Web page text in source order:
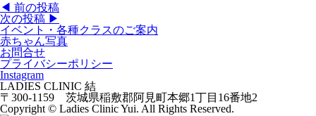
◀︎ 前の投稿
次の投稿 ▶︎
イベント・各種クラスのご案内
赤ちゃん写真
お問合せ
プライバシーポリシー
Instagram
LADIES CLINIC 結
〒300-1159 茨城県稲敷郡阿見町本郷1丁目16番地2
Copyright © Ladies Clinic Yui. All Rights Reserved.